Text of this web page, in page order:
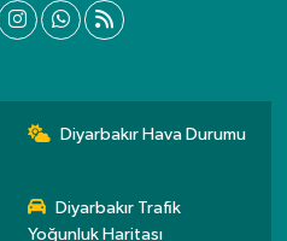
Diyarbakır Hava Durumu
Diyarbakır Trafik
Yoğunluk Haritası